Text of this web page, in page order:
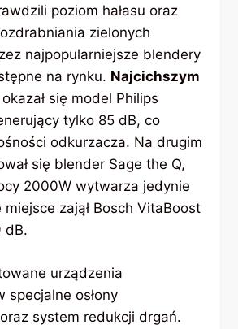
poziom hałasu oraz
zielonych
najpopularniejsze blendery
na rynku. Najcichszym
okazał się model Philips
tylko 85 dB, co
odkurzacza. Na drugim
się blender Sage the Q,
2000W wytwarza jedynie
miejsce zajął Bosch VitaBoost
dB.
urządzenia
specjalne osłony
system redukcji drgań.